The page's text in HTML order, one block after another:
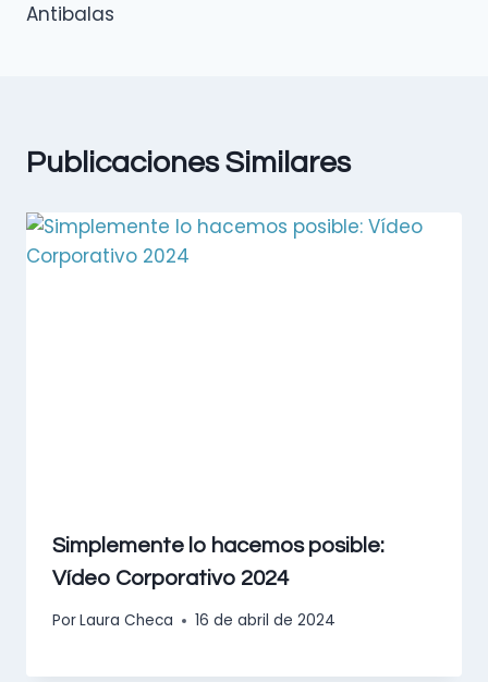
Antibalas
Publicaciones Similares
Simplemente lo hacemos posible:
Vídeo Corporativo 2024
PorLaura Checa 16 de abril de 2024